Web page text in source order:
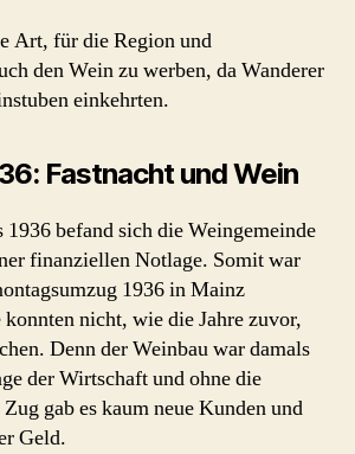
Art, für die Region und
den Wein zu werben, da Wanderer
einkehrten.
Fastnachtund Wein
1936 befand sich die Weingemeinde
finanziellen Notlage. Somit war
1936 in Mainz
konnten nicht, wie die Jahre zuvor,
Denn der Weinbau war damals
der Wirtschaft und ohne die
gab es kaum neue Kunden und
Geld.